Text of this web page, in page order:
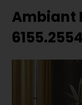
Ambiant